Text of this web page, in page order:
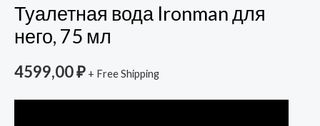
Туалетная вода Ironman для
него, 75 мл
4599,00₽ + Free Shipping